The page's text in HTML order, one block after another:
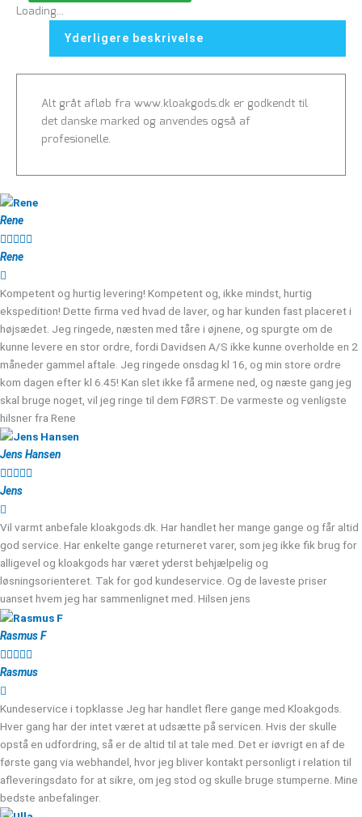
Loading...
Yderligere beskrivelse
Alt gråt afløb fra www.kloakgods.dk er godkendt til
det danske marked og anvendes også af
profesionelle.
Rene

Rene
Kompetent og hurtig levering! Kompetent og, ikke mindst, hurtig
ekspedition! Dette firma ved hvad de laver, og har kunden fast placeret i
højsædet. Jeg ringede, næsten med tåre i øjnene, og spurgte om de
kunne levere en stor ordre, fordi Davidsen A/S ikke kunne overholde en 2
måneder gammel aftale. Jeg ringede onsdag kl 16, og min store ordre
kom dagen efter kl 6.45! Kan slet ikke få armene ned, og næste gang jeg
skal bruge noget, vil jeg ringe til dem FØRST. De varmeste og venligste
hilsner fra Rene
Jens Hansen

Jens
Vil varmt anbefale kloakgods.dk. Har handlet her mange gange og får altid
god service. Har enkelte gange returneret varer, som jeg ikke fik brug for
alligevel og kloakgods har været yderst behjælpelig og
løsningsorienteret. Tak for god kundeservice. Og de laveste priser
uanset hvem jeg har sammenlignet med. Hilsen jens
Rasmus F

Rasmus
Kundeservice i topklasse Jeg har handlet flere gange med Kloakgods.
Hver gang har der intet været at udsætte på servicen. Hvis der skulle
opstå en udfordring, så er de altid til at tale med. Det er iøvrigt en af de
første gang via webhandel, hvor jeg bliver kontakt personligt i relation til
afleveringsdato for at sikre, om jeg stod og skulle bruge stumperne. Mine
bedste anbefalinger.